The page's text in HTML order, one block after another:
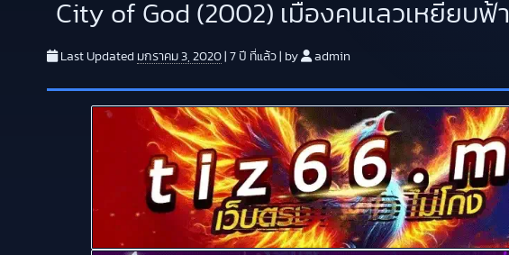
City of God (2002) เมืองคนเลวเหยียบฟ้า
Last Updated มกราคม 3, 2020 7 ปี ที่แล้ว by admin